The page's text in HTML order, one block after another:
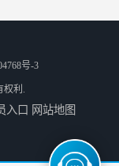
莘县仿石砖厂家 可定制 宝满建材
号-3
利.
入口 网站地图